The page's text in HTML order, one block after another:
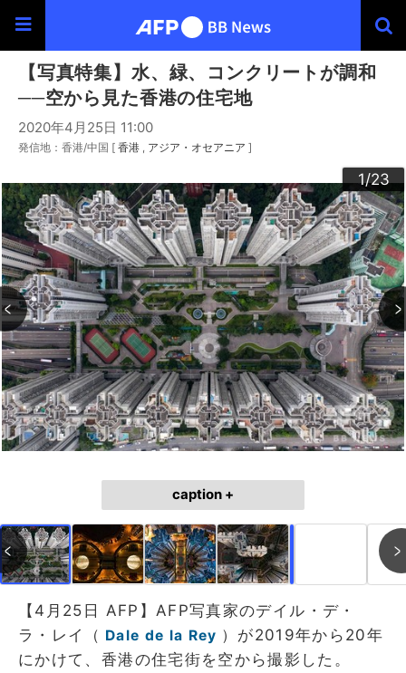
【写真特集】水、緑、コンクリートが調和
──空から見た香港の住宅地
2020年4月25日 11:00
発信地：香港/中国 [ 香港 アジア・オセアニア ]
1/23
2/23
3/23
4/23
5/23
6/23
7/23
8/23
9/23
10/23
11/23
12/23
13/23
14/23
15/23
16/23
17/23
18/23
19/23
20/23
21/23
22/23
23/23
caption +
成中 画像作成中
【4月25日 AFP】AFP写真家のデイル・デ・
ラ・レイ（ Dale de la Rey ）が2019年から20年
にかけて、香港の住宅街を空から撮影した。